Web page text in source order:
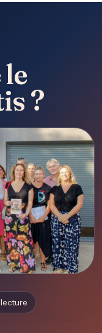
le
?